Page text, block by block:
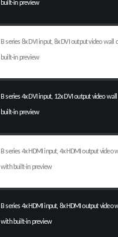
built-in preview
B series 8x DVI input, 8x DVI output video wall
built-in preview
B series 4x DVI input, 12x DVI output video
built-in preview
B series 4x HDMI input, 4x HDMI output video
with built-in preview
B series 4x HDMI input, 8x HDMI output video
with built-in preview